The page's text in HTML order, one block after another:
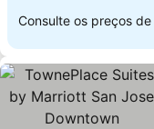
Consulte os preços de